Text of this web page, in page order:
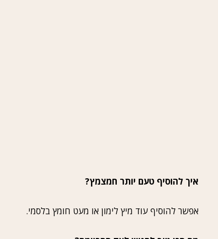
איך להוסיף טעם יותר חמצמץ?
אפשר להוסיף עוד מיץ לימון או מעט חומץ בלסמי.